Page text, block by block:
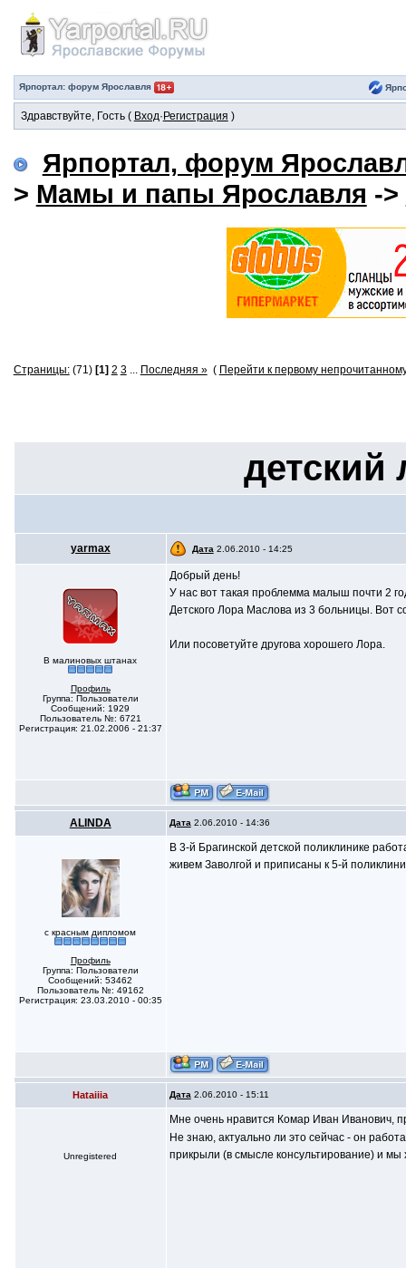
Ярпортал: форум Ярославля
Здравствуйте, Гость ( Вход· Регистрация )
Ярпортал, форум
> Мамы и папы Ярославля ->
Страницы:(71) [1] 2 3... Последняя » ( Перейти к первому
детский
yarmax Дата 2.06.2010 - 14:25
В малиновых штанах
Профиль
Группа: Пользователи
Сообщений: 1929
Пользователь №: 6721
Регистрация: 21.02.2006 - 21:37
Добрый день!
У нас вот такая проблемма малыш почти 2
Детского Лора Маслова из 3 больницы. Вот
Или посоветуйте другова хорошего Лора.
ALINDA Дата 2.06.2010 - 14:36
с красным дипломом
Профиль
Группа: Пользователи
Сообщений: 53462
Пользователь №: 49162
Регистрация: 23.03.2010 - 00:35
В 3-й Брагинской детской поликлинике
живем Заволгой и приписаны к 5-й
Hataiiia Дата 2.06.2010 - 15:11
Unregistered
Мне очень нравится Комар Иван Иванович,
Не знаю, актуально ли это сейчас - он
прикрыли (в смысле консультирование) и